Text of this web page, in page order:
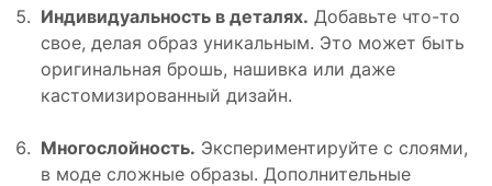
Индивидуальность в деталях. Добавьте что-то
свое, делая образ уникальным. Это может быть
оригинальная брошь, нашивка или даже
кастомизированный дизайн.
Многослойность. Экспериментируйте с слоями,
в моде сложные образы. Дополнительные